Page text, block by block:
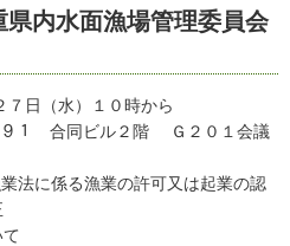
内水面漁場管理委員会
日（水）１０時から
合同ビル２階 Ｇ２０１会議
に係る漁業の許可又は起業の認